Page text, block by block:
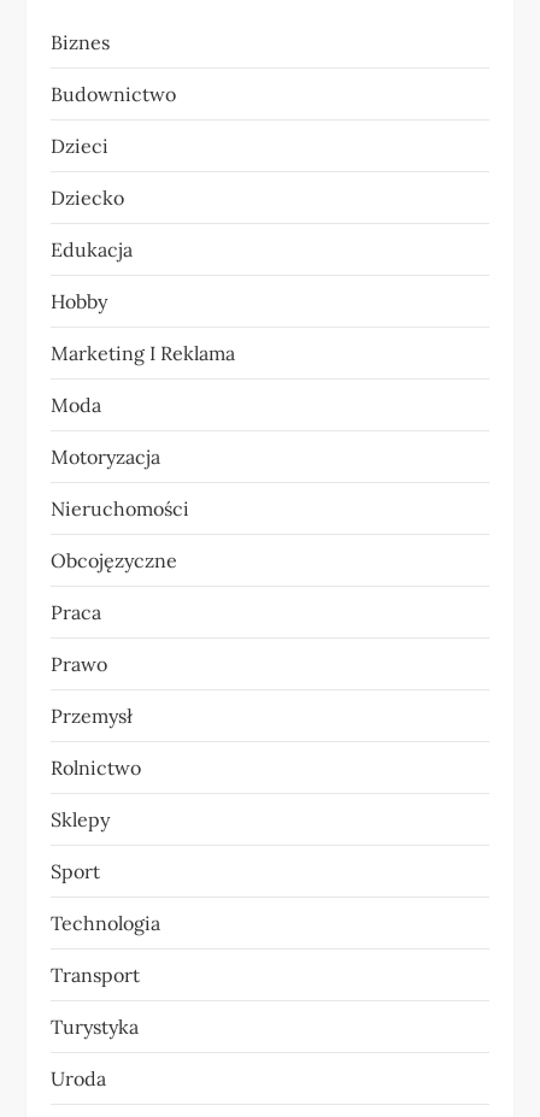
c
j
a
w
p
i
s
u
Biznes
Budownictwo
Dzieci
Dziecko
Edukacja
Hobby
Marketing I Reklama
Moda
Motoryzacja
Nieruchomości
Obcojęzyczne
Praca
Prawo
Przemysł
Rolnictwo
Sklepy
Sport
Technologia
Transport
Turystyka
Uroda